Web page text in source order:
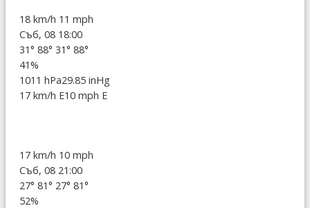
18 km/h 11 mph
Съб, 08 18:00
31° 88° 31° 88°
41%
1011 hPa29.85 inHg
17 km/h E10 mph E
17 km/h 10 mph
Съб, 08 21:00
27° 81° 27° 81°
52%